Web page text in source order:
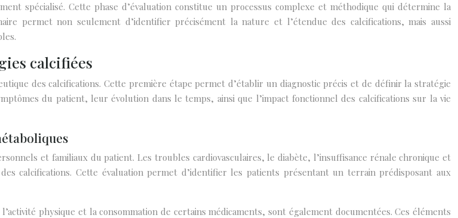
spécialisé. Cette phase d’évaluation constitue un processus complexe et méthodique qui détermine la
permet non seulement d’identifier précisément la nature et l’étendue des calcifications, mais aussi
calcifiées
des calcifications. Cette première étape permet d’établir un diagnostic précis et de définir la stratégie
du patient, leur évolution dans le temps, ainsi que l’impact fonctionnel des calcifications sur la vie
et familiaux du patient. Les troubles cardiovasculaires, le diabète, l’insuffisance rénale chronique et
calcifications. Cette évaluation permet d’identifier les patients présentant un terrain prédisposant aux
physique et la consommation de certains médicaments, sont également documentées. Ces éléments